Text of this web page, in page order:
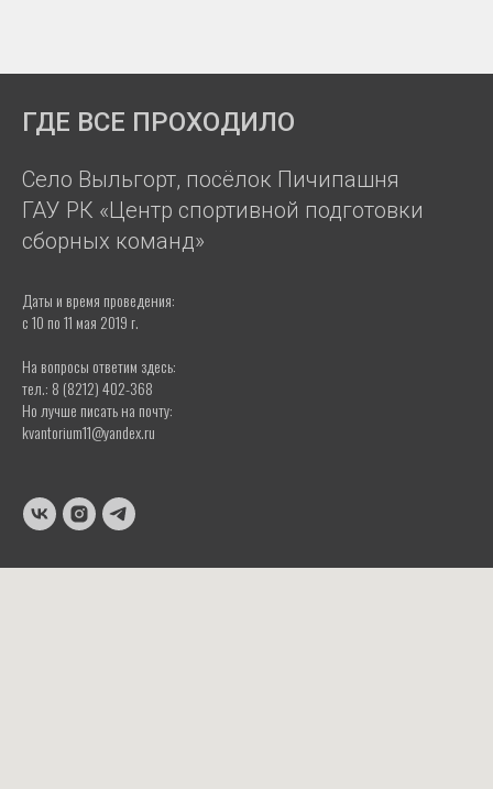
ГДЕ ВСЕ ПРОХОДИЛО
Село Выльгорт, посёлок Пичипашня
ГАУ РК «Центр спортивной подготовки
сборных команд»
Даты и время проведения:
с 10 по 11 мая 2019 г.
На вопросы ответим здесь:
тел.: 8 (8212) 402-368
Но лучше писать на почту:
kvantorium11@yandex.ru